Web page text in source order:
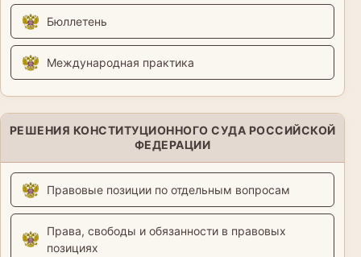
Бюллетень
Международная практика
РЕШЕНИЯ КОНСТИТУЦИОННОГО СУДА РОССИЙСКОЙ
ФЕДЕРАЦИИ
Правовые позиции по отдельным вопросам
Права, свободы и обязанности в правовых
позициях